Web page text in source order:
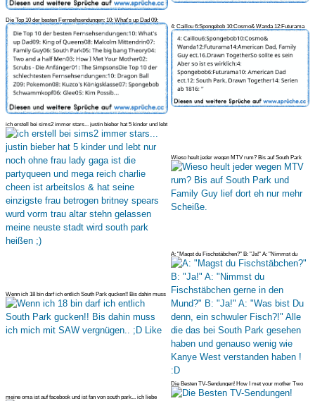
Die Top 10 der besten Fernsehsendungen: 10: What's up Dad 09:
King of Qu
4: Caillou 6:Spongebob 10:Cosmo& Wanda 12:Futurama
14:American Dad, Fami
ich erstell bei sims2 immer stars... justin bieber hat 5 kinder und lebt
Wieso heult jeder wegen MTV rum? Bis auf South Park
und Family Guy lief
Wenn ich 18 bin darf ich entlich South Park gucken!! Bis dahin muss
ich
A: "Magst du Fischstäbchen?" B: "Ja!" A: "Nimmst du
Fischstäbchen gerne
meine oma ist auf facebook und ist fan von south park... ich liebe
Die Besten TV-Sendungen! How I met your mother Two
and a half men The Bi